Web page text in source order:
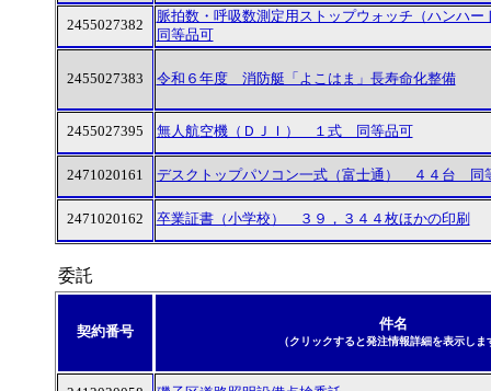
2455027382
脈拍数・呼吸数測定用ストップウォッチ（ハン
同等品可
2455027383 令和６年度 消防艇「よこはま」長寿命化整備
2455027395 無人航空機（ＤＪＩ） １式 同等品可
2471020161 デスクトップパソコン一式（富士通） ４４台 同
2471020162 卒業証書（小学校） ３９，３４４枚ほかの印刷
委託
契約番号 件名
（クリックすると発注情報詳細を表示しま